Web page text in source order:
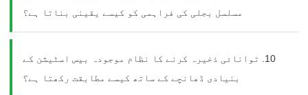
مسلسل بجلی کی فراہمی کو کیسے یقینی بناتا ہے؟
10. توانائی ذخیرہ کرنے کا نظام موجودہ بیس اسٹیشن کے
بنیادی ڈھانچے کے ساتھ کیسے مطابقت رکھتا ہے؟